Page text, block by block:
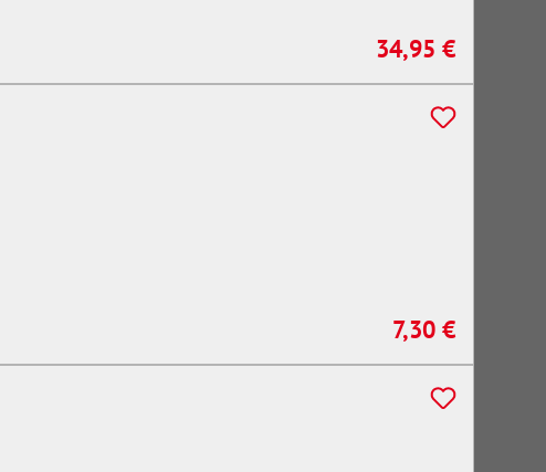
Regulärer Preis:
34,95 €
Regulärer Preis:
7,30 €